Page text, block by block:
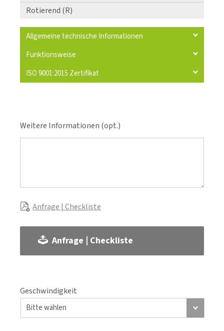
Rotierend (R)
Allgemeine technische Informationen
Funktionsweise
ISO 9001:2015 Zertifikat
Weitere Informationen (opt.)
Anfrage | Checkliste
Anfrage | Checkliste
Geschwindigkeit